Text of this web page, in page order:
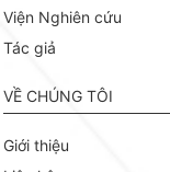
Viện Nghiên cứu
Tác giả
VỀ CHÚNG TÔI
Giới thiệu